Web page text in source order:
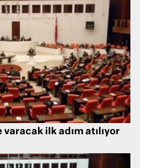
varacak ilk adım atılıyor